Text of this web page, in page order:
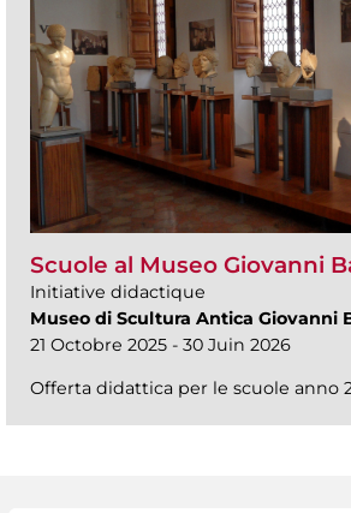
Scuole al Museo Giovanni
Initiative didactique
Museo di Scultura Antica Giovanni
21 Octobre 2025 - 30 Juin 2026
Offerta didattica per le scuole anno